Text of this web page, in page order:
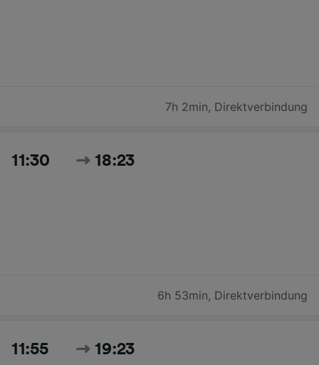
7h 2min, Direktverbindung
11:30 18:23
6h 53min, Direktverbindung
11:55 19:23